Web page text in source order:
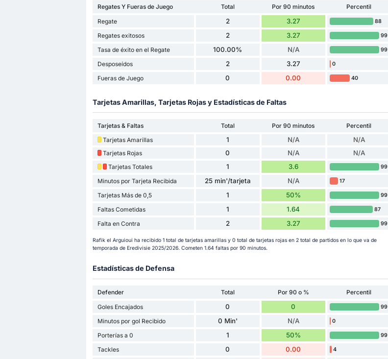
Regates Y Fueras de Juego Total Por 90 minutos
Percentil
Regate
2 3.27 88
Regates exitosos 2 3.27 99
Tasa de éxito en el Regate 100.00% N/A 99
Desposeídos 2 3.27 0
Fueras de Juego 0 0.00 40
Tarjetas Amarillas, Tarjetas Rojas y Estadísticas de Faltas
Tarjetas & Faltas Total Por 90 minutos
Percentil
Tarjetas Amarillas
1 N/A N/A
Tarjetas Rojas 0 N/A N/A
Tarjetas Totales 1 3.6 99
Minutos por Tarjeta Recibida 25 min'/tarjeta N/A 17
Tarjetas Más de 0,5 1 50% 99
Faltas Cometidas 1 1.64 87
Falta en Contra 2 3.27 99
Rafik el Arguioui ha recibido 1 total de tarjetas amarillas y 0 total de tarjetas rojas en 2 total de partidos en lo que va de
temporada de Eredivisie 2025/2026. Cometen 1.64 faltas por 90 minutos.
Estadísticas de Defensa
Defender Total Por 90 o %
Percentil
Goles Encajados
0 0 99
Minutos por gol Recibido 0 Min' N/A 0
Porterías a 0 1 50% 99
Tackles 0 0.00 4